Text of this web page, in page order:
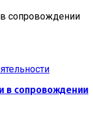
сопровождении
в сопровождении